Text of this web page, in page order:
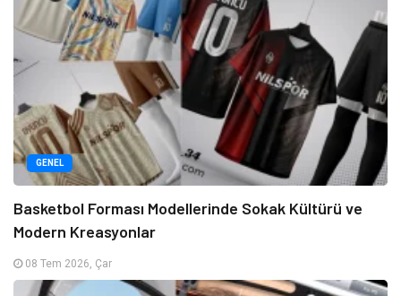
GENEL
Basketbol Forması Modellerinde Sokak Kültürü ve
Modern Kreasyonlar
08 Tem 2026, Çar